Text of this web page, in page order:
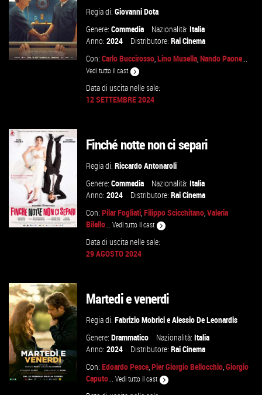
VAI ALLA SCHEDA
Regia di:Giovanni Dota
Genere:Commedia Nazionalità:Italia
Anno:2024 Distributore:Rai Cinema
Con:Carlo Buccirosso,Lino Musella,Nando Paone...
Vedi tutto il cast
Data di uscita nelle sale:
12 SETTEMBRE 2024
VAI ALLA SCHEDA
Finché notte non ci separi
Regia di:Riccardo Antonaroli
Genere:Commedia Nazionalità:Italia
Anno:2024 Distributore:Rai Cinema
Con:Pilar Fogliati,Filippo Scicchitano,Valeria
Bilello...Vedi tutto il cast
Data di uscita nelle sale:
29 AGOSTO 2024
Martedi e venerdi
Regia di:Fabrizio MobricieAlessio De Leonardis
Genere:Drammatico Nazionalità:Italia
Anno:2024 Distributore:Rai Cinema
Con:Edoardo Pesce,Pier Giorgio Bellocchio,Giorgio
Caputo...Vedi tutto il cast